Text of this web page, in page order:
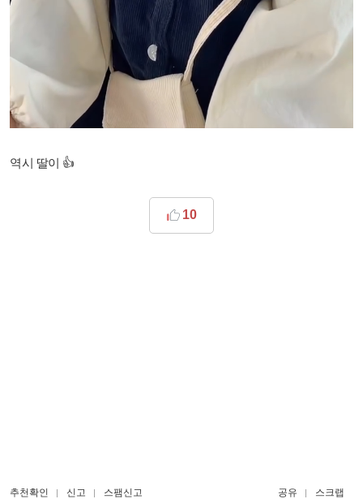
역시 딸이 👍
10
추천확인 신고 스팸신고 공유 스크랩